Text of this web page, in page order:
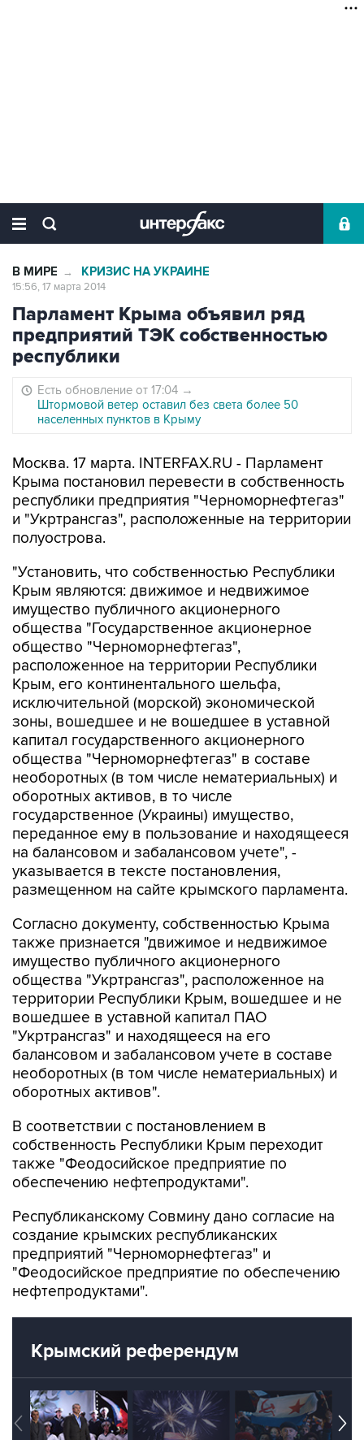
В МИРЕ → КРИЗИС НА УКРАИНЕ
15:56, 17 марта 2014
Парламент Крыма объявил ряд
предприятий ТЭК собственностью
республики
Есть обновление от 17:04 →
Штормовой ветер оставил без света более 50
населенных пунктов в Крыму
Москва. 17 марта. INTERFAX.RU - Парламент
Крыма постановил перевести в собственность
республики предприятия "Черноморнефтегаз"
и "Укртрансгаз", расположенные на территории
полуострова.
"Установить, что собственностью Республики
Крым являются: движимое и недвижимое
имущество публичного акционерного
общества "Государственное акционерное
общество "Черноморнефтегаз",
расположенное на территории Республики
Крым, его континентального шельфа,
исключительной (морской) экономической
зоны, вошедшее и не вошедшее в уставной
капитал государственного акционерного
общества "Черноморнефтегаз" в составе
необоротных (в том числе нематериальных) и
оборотных активов, в то числе
государственное (Украины) имущество,
переданное ему в пользование и находящееся
на балансовом и забалансовом учете", -
указывается в тексте постановления,
размещенном на сайте крымского парламента.
Согласно документу, собственностью Крыма
также признается "движимое и недвижимое
имущество публичного акционерного
общества "Укртрансгаз", расположенное на
территории Республики Крым, вошедшее и не
вошедшее в уставной капитал ПАО
"Укртрансгаз" и находящееся на его
балансовом и забалансовом учете в составе
необоротных (в том числе нематериальных) и
оборотных активов".
В соответствии с постановлением в
собственность Республики Крым переходит
также "Феодосийское предприятие по
обеспечению нефтепродуктами".
Республиканскому Совмину дано согласие на
создание крымских республиканских
предприятий "Черноморнефтегаз" и
"Феодосийское предприятие по обеспечению
нефтепродуктами".
Крымский референдум